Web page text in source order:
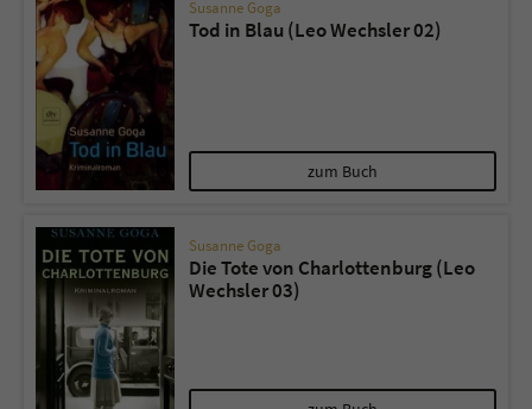
Susanne Goga
Tod in Blau (Leo Wechsler 02)
zum Buch
Susanne Goga
Die Tote von Charlottenburg (Leo
Wechsler 03)